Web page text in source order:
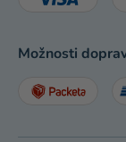
Možnosti